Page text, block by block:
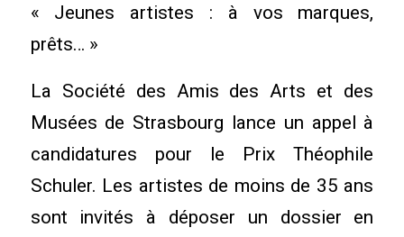
« Jeunes artistes : à vos marques,
prêts… »
La Société des Amis des Arts et des
Musées de Strasbourg lance un appel à
candidatures pour le Prix Théophile
Schuler. Les artistes de moins de 35 ans
sont invités à déposer un dossier en